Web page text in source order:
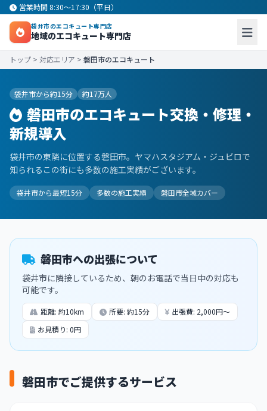
営業時間 8:30〜17:30（平日）
袋井市のエコキュート専門店
地域のエコキュート専門店
トップ > 対応エリア > 磐田市のエコキュート
袋井市から約15分 約17万人
磐田市のエコキュート交換・修理・
新規導入
袋井市の東隣に位置する磐田市。ヤマハスタジアム・ジュビロで
知られるこの街にも多数の施工実績がございます。
袋井市から最短15分 多数の施工実績 磐田市全域カバー
磐田市への出張について
袋井市に隣接しているため、朝のお電話で当日中の対応も
可能です。
距離: 約10km 所要: 約15分
出張費: 2,000円〜
お見積り: 0円
磐田市でご提供するサービス